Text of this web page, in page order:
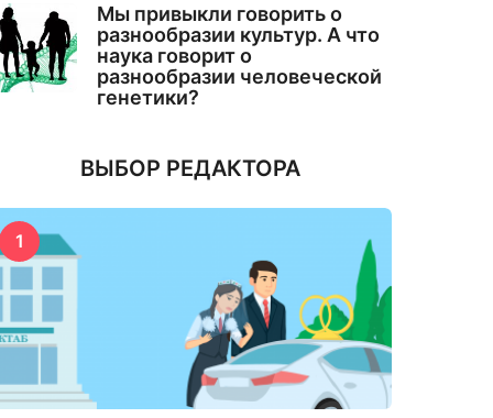
Мы привыкли говорить о
разнообразии культур. А что
наука говорит о
разнообразии человеческой
генетики?
ВЫБОР РЕДАКТОРА
1